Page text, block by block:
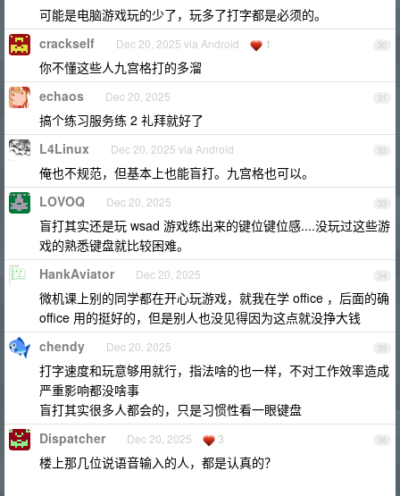
可能是电脑游戏玩的少了，玩多了打字都是必须的。
30
crackself Dec 20, 2025 via Android 1
你不懂这些人九宫格打的多溜
31
echaos Dec 20, 2025
搞个练习服务练 2 礼拜就好了
32
L4Linux Dec 20, 2025 via Android
俺也不规范，但基本上也能盲打。九宫格也可以。
33
LOVOQ Dec 20, 2025
盲打其实还是玩 wsad 游戏练出来的键位键位感....没玩过这些游
戏的熟悉键盘就比较困难。
34
HankAviator Dec 20, 2025
微机课上别的同学都在开心玩游戏，就我在学 office ，后面的确
office 用的挺好的，但是别人也没见得因为这点就没挣大钱
35
chendy Dec 20, 2025
打字速度和玩意够用就行，指法啥的也一样，不对工作效率造成
严重影响都没啥事
盲打其实很多人都会的，只是习惯性看一眼键盘
36
Dispatcher Dec 20, 2025 3
楼上那几位说语音输入的人，都是认真的？